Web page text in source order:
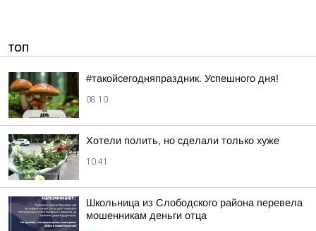
ТОП
#такойсегодняпраздник. Успешного дня!
08:10
Хотели полить, но сделали только хуже
10:41
Школьница из Слободского района перевела
мошенникам деньги отца